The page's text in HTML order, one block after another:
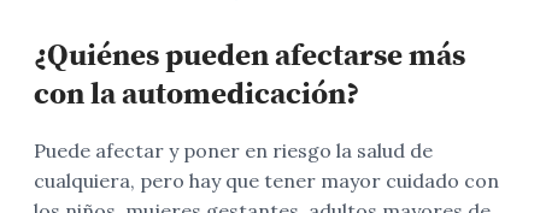
¿Quiénes pueden afectarse más
con la automedicación?
Puede afectar y poner en riesgo la salud de
cualquiera, pero hay que tener mayor cuidado con